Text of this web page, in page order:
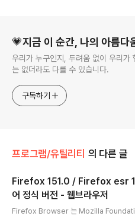
💗지금 이 순간, 나
우리가 누구인지, 두려움 없이 우리가
는 없더라도 다를 수 있습니다.
구독하기
프로그램/유틸리티 의 다른 글
Firefox 151.0 / Firefox esr
어 정식 버전 - 웹브라우저
Firefox Browser 는 Mozilla